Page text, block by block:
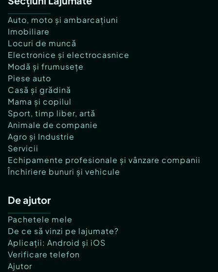
Auto, moto și ambarcațiuni
Imobiliare
Locuri de muncă
Electronice și electrocasnice
Modă și frumusețe
Piese auto
Casă și grădină
Mama și copilul
Sport, timp liber, artă
Animale de companie
Agro și Industrie
Servicii
Echipamente profesionale și vânzare companii
Închiriere bunuri și vehicule
De ajutor
Pachetele mele
De ce să vinzi pe lajumate?
Aplicații: Android și iOS
Verificare telefon
Ajutor